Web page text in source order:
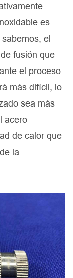
es
el
fusión que
el proceso
más difícil, lo
sea más
acero
de calor que
la